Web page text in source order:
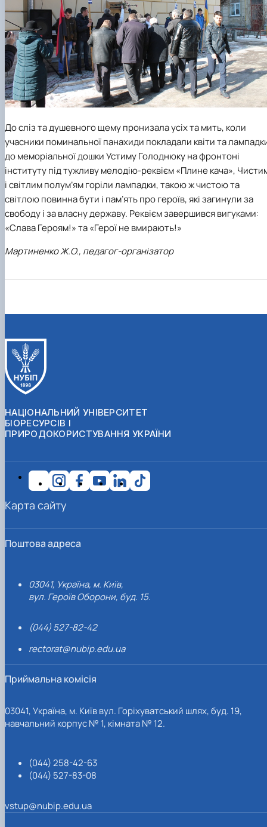
До сліз та душевного щему пронизала усіх та мить, коли
учасники поминальної панахиди покладали квіти та
до меморіальної дошки Устиму Голоднюку на фронтоні
інституту під тужливу мелодію-реквієм «Плине кача»,
і світлим полум’ям горіли лампадки, такою ж чистою та
світлою повинна бути і пам’ять про героїв, які загинули за
свободу і за власну державу. Реквієм завершився вигуками:
«Слава Героям!» та «Герої не вмирають!»
Мартиненко Ж.О., педагог-організатор
НАЦІОНАЛЬНИЙ УНІВЕРСИТЕТ
БІОРЕСУРСІВ І
ПРИРОДОКОРИСТУВАННЯ УКРАЇНИ
Поштова адреса
03041, Україна, м. Київ,
вул. Героїв Оборони, буд. 15.
(044) 527-82-42
rectorat@nubip.edu.ua
Приймальна комісія
03041, Україна, м. Київ вул. Горіхуватський шлях, буд. 19,
навчальний корпус № 1, кімната № 12.
(044) 258-42-63
(044) 527-83-08
vstup@nubip.edu.ua
Карта сайту